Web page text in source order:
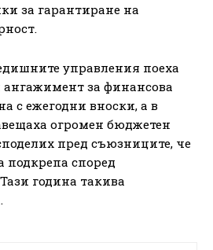
за гарантиране на
управления поеха
ангажимент за финансова
с ежегодни вноски, а в
огромен бюджетен
пред съюзниците, че
подкрепа според
година такива